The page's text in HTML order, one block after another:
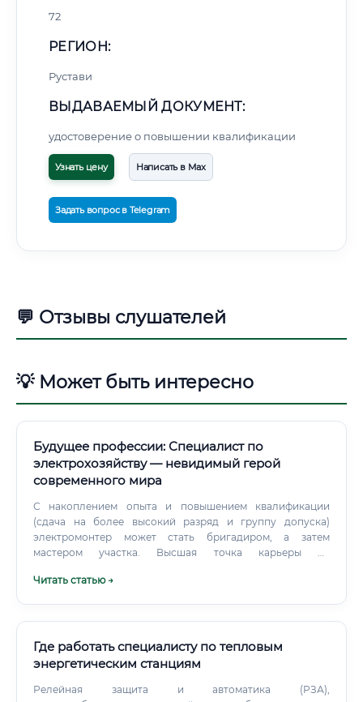
72
РЕГИОН:
Рустави
ВЫДАВАЕМЫЙ ДОКУМЕНТ:
удостоверение о повышении квалификации
Узнать цену Написать в Max
Задать вопрос в Telegram
💬 Отзывы слушателей
💡 Может быть интересно
Будущее профессии: Специалист по
электрохозяйству — невидимый герой
современного мира
С накоплением опыта и повышением квалификации
(сдача на более высокий разряд и группу допуска)
электромонтер может стать бригадиром, а затем
мастером участка. Высшая точка карьеры на
Читать статью →
Где работать специалисту по тепловым
энергетическим станциям
Релейная защита и автоматика (РЗА),